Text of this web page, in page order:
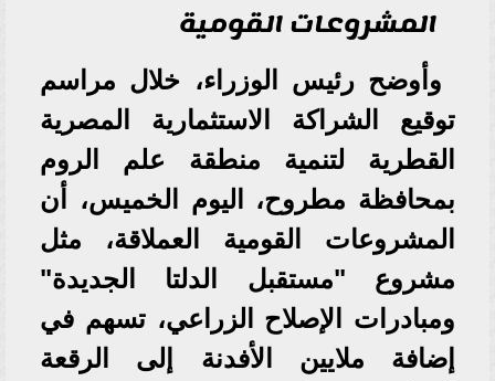
المشروعات القومية
وأوضح رئيس الوزراء، خلال مراسم
توقيع الشراكة الاستثمارية المصرية
القطرية لتنمية منطقة علم الروم
بمحافظة مطروح، اليوم الخميس، أن
المشروعات القومية العملاقة، مثل
مشروع "مستقبل الدلتا الجديدة"
ومبادرات الإصلاح الزراعي، تسهم في
إضافة ملايين الأفدنة إلى الرقعة